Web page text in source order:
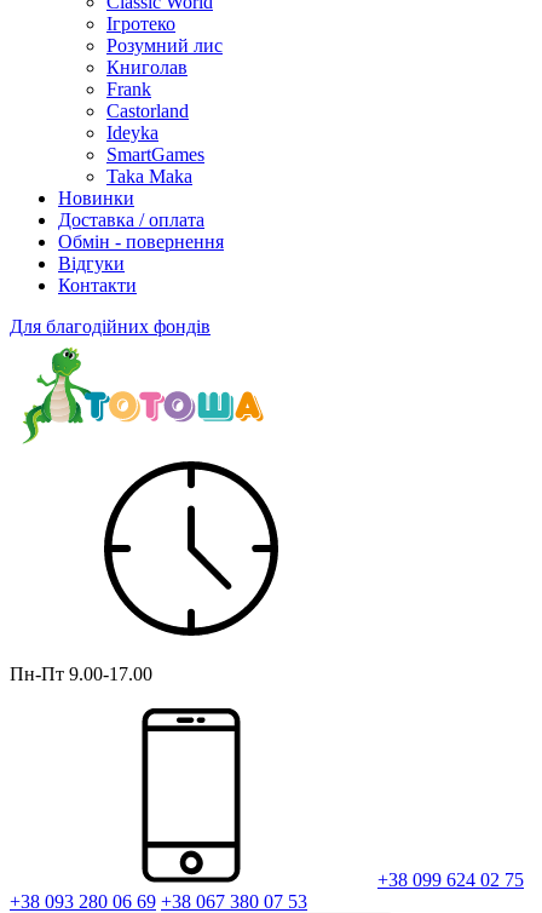
Ігротеко
Розумний лис
Книголав
Frank
Castorland
Ideyka
SmartGames
Taka Maka
Новинки
Доставка / оплата
Обмін - повернення
Відгуки
Контакти
Для благодійних фондів
Пн-Пт 9.00-17.00
+38 099 624 02 75
+38 093 280 06 69 +38 067 380 07 53